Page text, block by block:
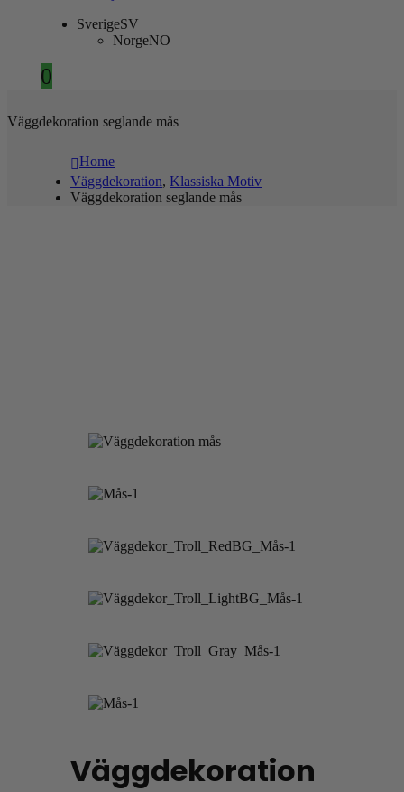
SverigeSV
NorgeNO
0
Väggdekoration seglande mås
Home
Väggdekoration, Klassiska Motiv
Väggdekoration seglande mås
Väggdekoration